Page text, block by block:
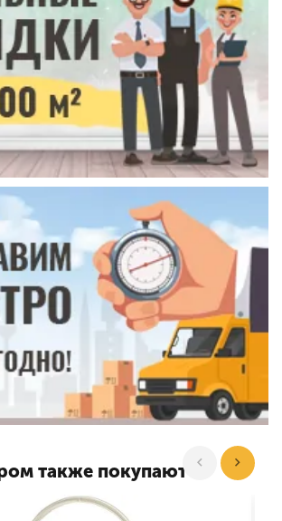
также покупают